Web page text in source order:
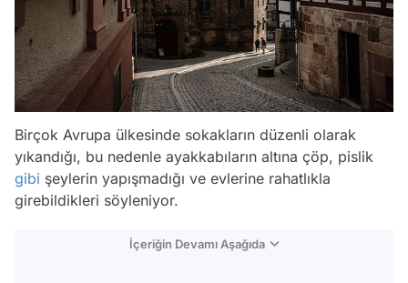
Birçok Avrupa ülkesinde sokakların düzenli olarak
yıkandığı, bu nedenle ayakkabıların altına çöp, pislik
gibi şeylerin yapışmadığı ve evlerine rahatlıkla
girebildikleri söyleniyor.
İçeriğin Devamı Aşağıda